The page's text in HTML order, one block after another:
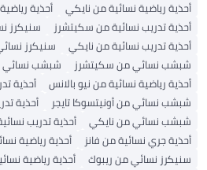
أحذية رياضية نسائية من نايكي
أحذية
أحذية تدريب نسائية من سكيتشرز
سنيكرز
أحذية تدريب نسائية من نايكي
سنيكرز
شبشب نسائي من سكيتشرز
شبشب نسائي
أحذية رياضية نسائية من نيو بالانس
أحذية
شبشب نسائي من أونيتسوكا تايجر
أحذية
شبشب نسائي من نايكي
أحذية تدريب
أحذية جري نسائية من فانز
أحذية رياضية
سنيكرز نسائي من ريبوك
أحذية رياضية